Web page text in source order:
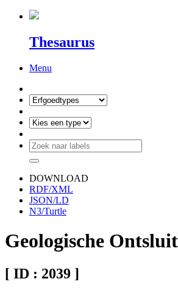
Thesaurus
Menu
DOWNLOAD
RDF/XML
JSON/LD
N3/Turtle
Geologische
[ ID : 2039 ]